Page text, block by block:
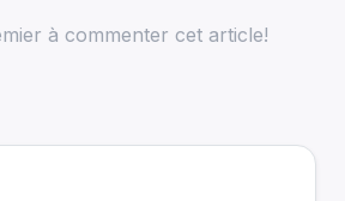
à commenter cet article!